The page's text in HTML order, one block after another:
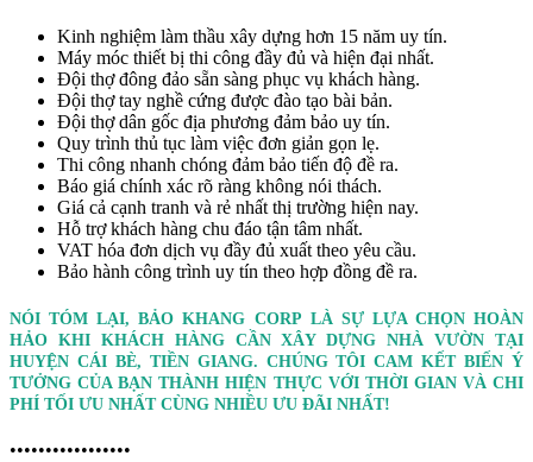
Kinh nghiệm làm thầu xây dựng hơn 15 năm uy tín.
Máy móc thiết bị thi công đầy đủ và hiện đại nhất.
Đội thợ đông đảo sẵn sàng phục vụ khách hàng.
Đội thợ tay nghề cứng được đào tạo bài bản.
Đội thợ dân gốc địa phương đảm bảo uy tín.
Quy trình thủ tục làm việc đơn giản gọn lẹ.
Thi công nhanh chóng đảm bảo tiến độ đề ra.
Báo giá chính xác rõ ràng không nói thách.
Giá cả cạnh tranh và rẻ nhất thị trường hiện nay.
Hỗ trợ khách hàng chu đáo tận tâm nhất.
VAT hóa đơn dịch vụ đầy đủ xuất theo yêu cầu.
Bảo hành công trình uy tín theo hợp đồng đề ra.
NÓI TÓM LẠI, BẢO KHANG CORP LÀ SỰ LỰA CHỌN HOÀN
HẢO KHI KHÁCH HÀNG CẦN XÂY DỰNG NHÀ VƯỜN TẠI
HUYỆN CÁI BÈ, TIỀN GIANG. CHÚNG TÔI CAM KẾT BIẾN Ý
TƯỞNG CỦA BẠN THÀNH HIỆN THỰC VỚI THỜI GIAN VÀ CHI
PHÍ TỐI ƯU NHẤT CÙNG NHIỀU ƯU ĐÃI NHẤT!
•••••••••••••••••